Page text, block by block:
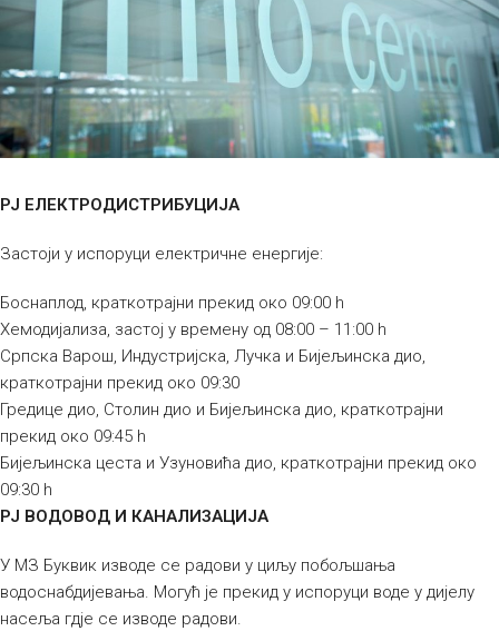
РЈ ЕЛЕКТРОДИСТРИБУЦИЈА
Застоји у испоруци електричне енергије:
Боснаплод, краткотрајни прекид око 09:00 h
Хемодијализа, застој у времену од 08:00 – 11:00 h
Српска Варош, Индустријска, Лучка и Бијељинска дио,
краткотрајни прекид око 09:30
Гредице дио, Столин дио и Бијељинска дио, краткотрајни
прекид око 09:45 h
Бијељинска цеста и Узуновића дио, краткотрајни прекид око
09:30 h
РЈ ВОДОВОД И КАНАЛИЗАЦИЈА
У МЗ Буквик изводе се радови у циљу побољшања
водоснабдијевања. Могућ је прекид у испоруци воде у дијелу
насеља гдје се изводе радови.